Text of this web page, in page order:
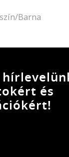
Barna
és